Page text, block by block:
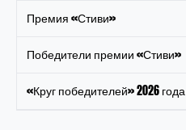
Премия «Стиви»
Победители премии «Стиви»
«Круг победителей» 2026 года